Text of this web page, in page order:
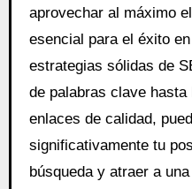
aprovechar al máximo
esencial para el éxito
estrategias sólidas de
de palabras clave
enlaces de calidad,
significativamente tu
búsqueda y atraer a